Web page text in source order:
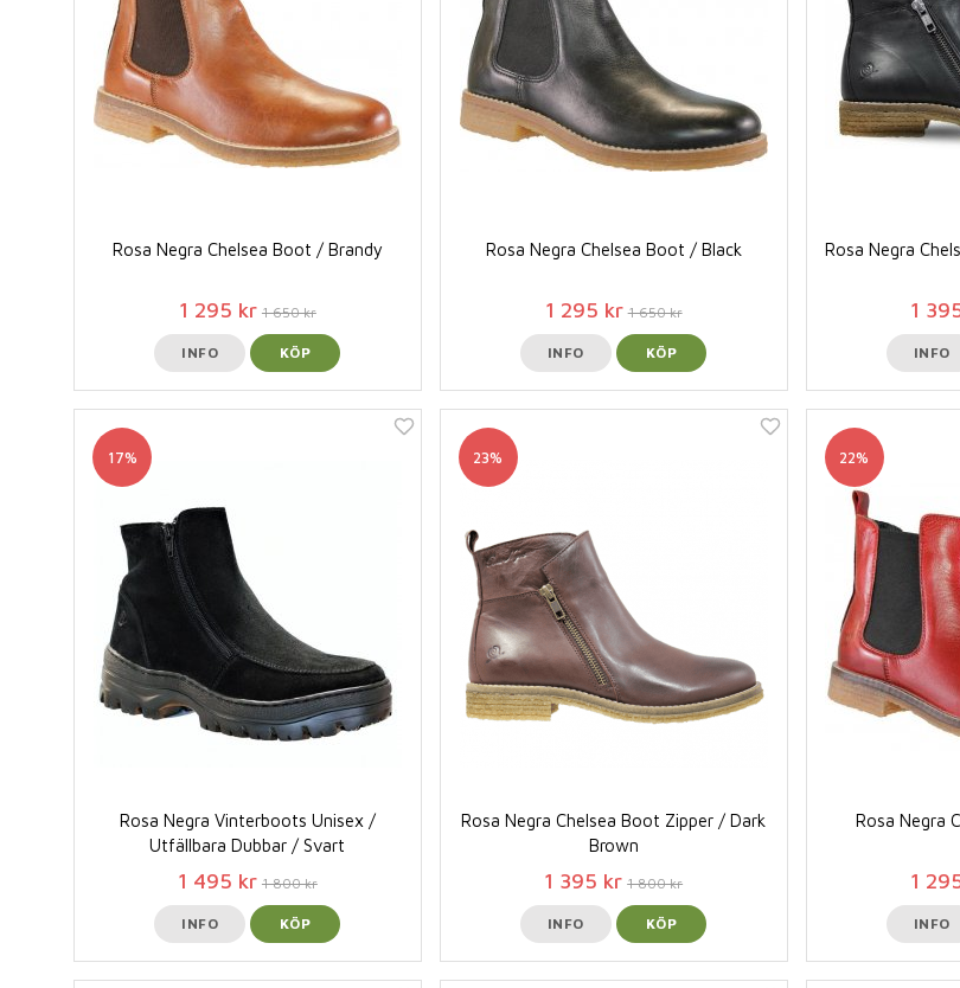
Rosa Negra Chelsea Boot / Brandy
1 295 kr 1 650 kr
INFO KÖP
Rosa Negra Chelsea Boot / Black
1 295 kr 1 650 kr
INFO KÖP
Rosa Negra
1
INFO
17%
Rosa Negra Vinterboots Unisex /
Utfällbara Dubbar / Svart
1 495 kr 1 800 kr
INFO KÖP
23%
Rosa Negra Chelsea Boot Zipper / Dark
Brown
1 395 kr 1 800 kr
INFO KÖP
22%
Rosa Negra
1
INFO